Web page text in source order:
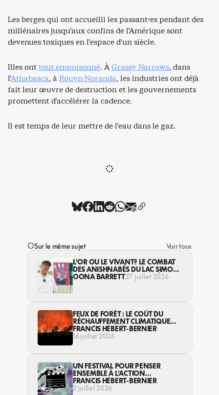
Les berges qui ont accueilli les passant·es pendant des
millénaires jusqu’aux confins de l’Amérique sont
devenues toxiques en l’espace d’un siècle.
Illes onttout empoisonné. ÀGrassy Narrows, dans
l’Athabasca, àRouyn-Noranda, les industries ont déjà
fait leur œuvre de destruction et les gouvernements
promettent d’accélérer la cadence.
Il est temps de leur mettre de l’eau dans le gaz.
Sur le même sujet
Voir tous
L’OR OU LE VIVANT? LE COMBAT
DES ANISHNABÉS DU LAC SIMON
CONTRE L’INDUSTRIE MINIÈRE EN
OONA BARRETT27 juillet 2026
FEUX DE FORÊT : LE COÛT DU
RÉCHAUFFEMENT CLIMATIQUE
S’EXPRIME DÉJÀ
FRANCIS HÉBERT-BERNIER
16 juillet 2026
UN FESTIVAL POUR PENSER
ENSEMBLE À L’ACTION
ENVIRONNEMENTALE
FRANCIS HÉBERT-BERNIER
2 juillet 2026